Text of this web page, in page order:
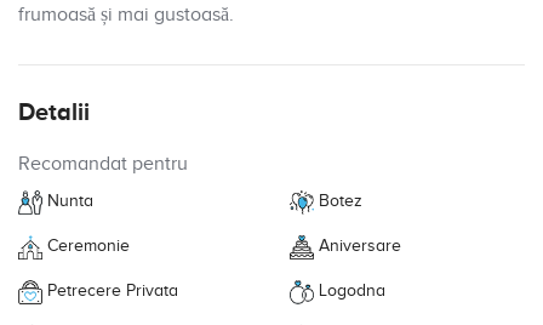
frumoasă și mai gustoasă.
Detalii
Recomandat pentru
Nunta Botez
Ceremonie Aniversare
Petrecere Privata Logodna